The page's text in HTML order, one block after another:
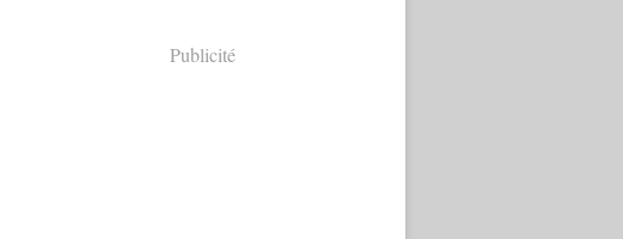
Publicité